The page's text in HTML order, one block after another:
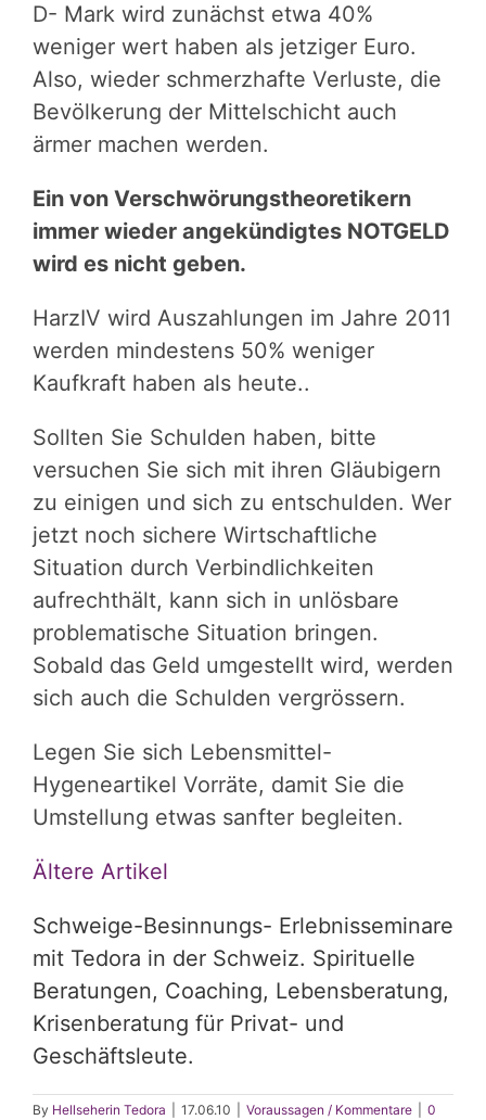
D- Mark wird zunächst etwa 40%
weniger wert haben als jetziger Euro.
Also, wieder schmerzhafte Verluste, die
Bevölkerung der Mittelschicht auch
ärmer machen werden.
Ein von Verschwörungstheoretikern
immer wieder angekündigtes NOTGELD
wird es nicht geben.
HarzIV wird Auszahlungen im Jahre 2011
werden mindestens 50% weniger
Kaufkraft haben als heute..
Sollten Sie Schulden haben, bitte
versuchen Sie sich mit ihren Gläubigern
zu einigen und sich zu entschulden. Wer
jetzt noch sichere Wirtschaftliche
Situation durch Verbindlichkeiten
aufrechthält, kann sich in unlösbare
problematische Situation bringen.
Sobald das Geld umgestellt wird, werden
sich auch die Schulden vergrössern.
Legen Sie sich Lebensmittel-
Hygeneartikel Vorräte, damit Sie die
Umstellung etwas sanfter begleiten.
Ältere Artikel
Schweige-Besinnungs- Erlebnisseminare
mit Tedora in der Schweiz. Spirituelle
Beratungen, Coaching, Lebensberatung,
Krisenberatung für Privat- und
Geschäftsleute.
By Hellseherin Tedora 17.06.10 Voraussagen / Kommentare
0